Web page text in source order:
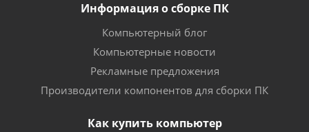
Информация о сборке ПК
Компьютерный блог
Компьютерные новости
Рекламные предложения
Производители компонентов для сборки ПК
Как купить компьютер